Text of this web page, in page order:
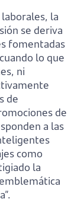
la
se deriva
fomentadas
lo que
ni
de
de
a las
como
la